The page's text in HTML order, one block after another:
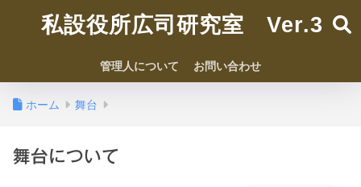
私設役所広司研究室 Ver.3
管理人について お問い合わせ
ホーム 舞台
舞台について